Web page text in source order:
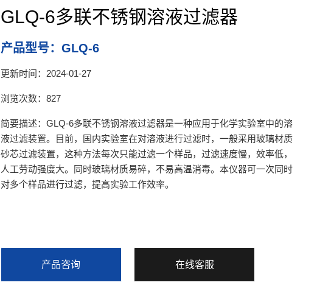
GLQ-6多联不锈钢溶液过滤器
产品型号：GLQ-6
更新时间：2024-01-27
浏览次数：827
简要描述：GLQ-6多联不锈钢溶液过滤器是一种应用于化学实验室中的溶
液过滤装置。目前，国内实验室在对溶液进行过滤时，一般采用玻璃材质
砂芯过滤装置，这种方法每次只能过滤一个样品，过滤速度慢，效率低，
人工劳动强度大。同时玻璃材质易碎，不易高温消毒。本仪器可一次同时
对多个样品进行过滤，提高实验工作效率。
产品咨询 在线客服